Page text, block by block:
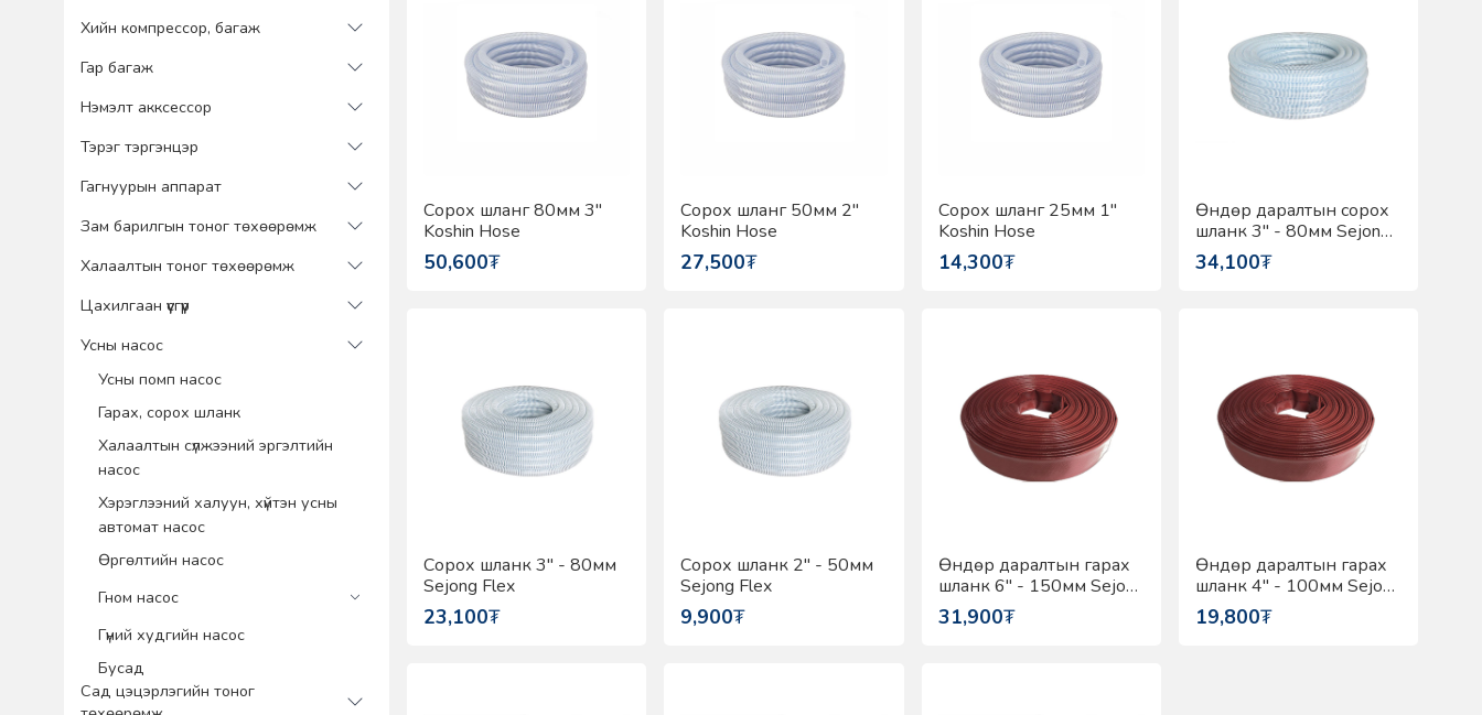
Хийн компрессор, багаж
Гар багаж
Нэмэлт акксессор
Тэрэг тэргэнцэр
Гагнуурын аппарат
Зам барилгын тоног төхөөрөмж
Халаалтын тоног төхөөрөмж
Цахилгаан үүсгүүр
Усны насос
Усны помп насос
Гарах, сорох шланк
Халаалтын сүлжээний эргэлтийн
насос
Хэрэглээний халуун, хүйтэн усны
автомат насос
Өргөлтийн насос
Гном насос
Гүний худгийн насос
Бусад
Сад цэцэрлэгийн тоног
Сорох шланг 80мм 3"
Koshin Hose
50,600₮
Сорох шланг 50мм 2"
Koshin Hose
27,500₮
Сорох шланг 25мм 1"
Koshin Hose
14,300₮
Өндөр даралтын сорох
шланк 3" - 80мм Sejong
Flex
34,100₮
Сорох шланк 3" - 80мм
Sejong Flex
23,100₮
Сорох шланк 2" - 50мм
Sejong Flex
9,900₮
Өндөр даралтын гарах
шланк 6" - 150мм Sejong
Flex
31,900₮
Өндөр даралтын гарах
шланк 4" - 100мм Sejong
Flex
19,800₮